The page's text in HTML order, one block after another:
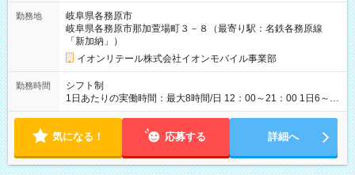
◇昇給あり（年１回） ◇賞与あり ◇社員登用あり ◇交通費全額支
給（社内規定） ◇試用期間最大3ヶ月あり（時給は変わりませ
ん） 【試用期間】試用期間あり 試用期間の長さ：3ヶ月 雇用形
態、給与は本採用時と同じです。 試用期間中の労働時間は月間
80時間未満となります。
勤務地
岐阜県各務原市
岐阜県各務原市那加萱場町３－８（最寄り駅：名鉄各務原線
「新加納」）
イオンリテール株式会社イオンモバイル事業部
勤務時間
シフト制
1日あたりの実働時間：最大8時間/日 12：00～21：00 1日6～8
時間、週3日～OK ※1日の勤務シフト例 10：00～19：00 11：
業なし。発生時は原則同月度内で調整を行います ◇休憩30～60
転勤なし
気になる！ 応募する 詳細へ